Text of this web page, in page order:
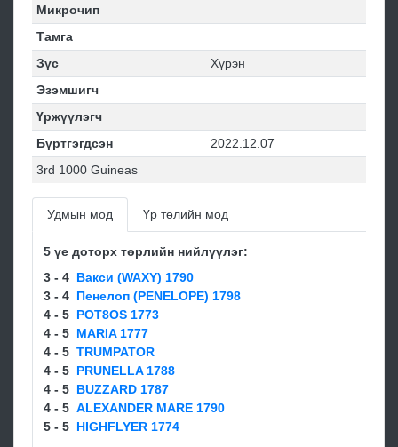
Микрочип
Тамга
Зүс
Хүрэн
Эзэмшигч
Үржүүлэгч
Бүртгэгдсэн
2022.12.07
3rd 1000 Guineas
Удмын мод Үр төлийн мод
5 үе доторх төрлийн нийлүүлэг:
3 - 4 Вакси (WAXY) 1790
3 - 4 Пенелоп (PENELOPE) 1798
4 - 5 POT8OS 1773
4 - 5 MARIA 1777
4 - 5 TRUMPATOR
4 - 5 PRUNELLA 1788
4 - 5 BUZZARD 1787
4 - 5 ALEXANDER MARE 1790
5 - 5 HIGHFLYER 1774